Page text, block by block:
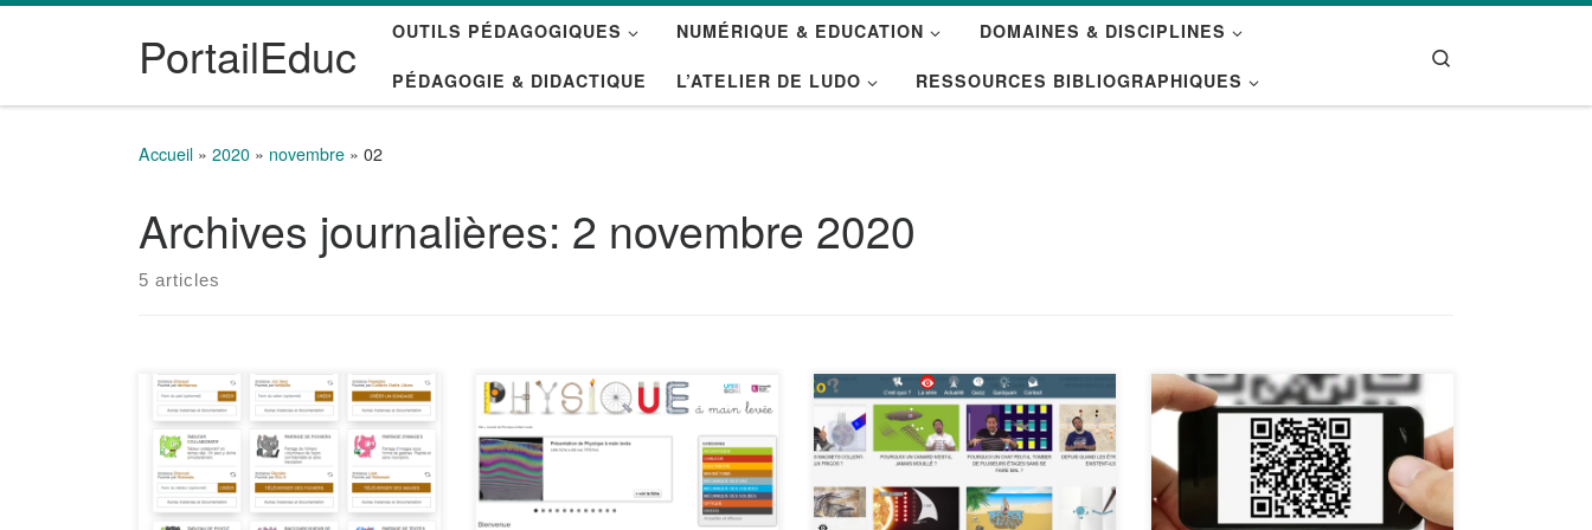
PortailEduc OUTILS PÉDAGOGIQUES NUMÉRIQUE & EDUCATION DOMAINES & DISCIPLINES
PÉDAGOGIE & DIDACTIQUE L’ATELIER DE LUDO RESSOURCES BIBLIOGRAPHIQUES
Accueil » 2020 » novembre » 02
Archives journalières: 2 novembre 2020
5 articles
Le collectif “Les Chatons” a mis
en place une page regroupant
une dizaine de services libres en
ligne pour le travail à distance.
https://entraide.chatons.org/fr/ Un
Physique à Main Levée est un
recueil de plus de 300
expériences commentées et
validées pour l’enseignement, les
loisirs et l’amusement.
Kezako? est la série qui répond
aux questions de science que
toute le monde se pose.
http://kezako.unisciel.fr Sur un
format court et détendu, de
Il existe de nombreux outils en
ligne qui permettent de créer des
QR Codes gratuitement. En voici
une sélection. MiceTf QR Code
Ce service proposé sur le site